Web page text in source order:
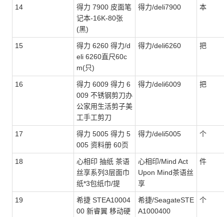
14
得力 7900 皮面笔
记本-16K-80张
(黑)
得力/deli7900 本
15
得力 6260 得力/d
eli 6260直尺60c
m(只)
得力/deli6260 把
16
得力 6009 得力 6
009 不锈钢剪刀办
公家用生活剪子美
工手工剪刀
得力/deli6009 把
17
得力 5005 得力 5
005 资料册 60页
得力/deli5005 个
18
心相印 抽纸 茶语
丝享系列3层面巾
纸*3包纸巾/提
心相印/Mind Act
Upon Mind茶语丝
享
件
19
希捷 STEA10004
00 新睿翼 移动硬
希捷/SeagateSTE
A1000400
个